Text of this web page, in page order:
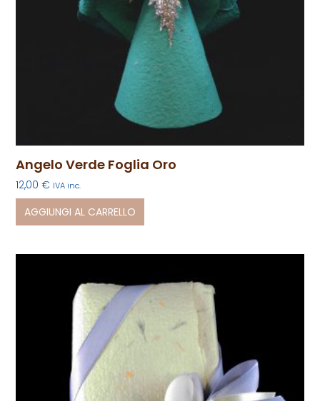
Angelo Verde Foglia Oro
12,00€ IVA inc.
AGGIUNGI AL CARRELLO